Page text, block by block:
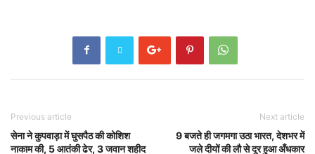
Previous article
सेना ने कुपवाड़ा में घुसपैठ की कोशिश
नाकाम की, 5 आतंकी ढेर, 3 जवान शहीद
Next article
9 बजते ही जगमगा उठा भारत, देशभर में
जले दीयों की लौ से दूर हुआ अँधकार